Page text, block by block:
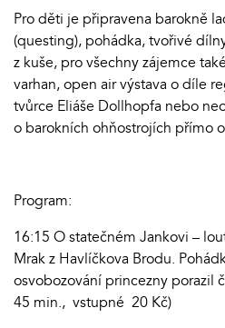
Pro děti je připravena barokně
(questing), pohádka, tvořivé
z kuše, pro všechny zájemce
varhan, open air výstava o díle
tvůrce Eliáše Dollhopfa nebo
o barokních ohňostrojích přímo
Program:
16:15 O statečném Jankovi –
Mrak z Havlíčkova Brodu.
osvobozování princezny porazil
45 min., vstupné 20 Kč)